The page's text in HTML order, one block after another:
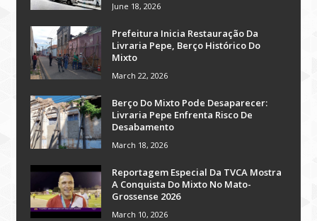
June 18, 2026
Prefeitura Inicia Restauração Da
Livraria Pepe, Berço Histórico Do
Mixto
March 22, 2026
Berço Do Mixto Pode Desaparecer:
Livraria Pepe Enfrenta Risco De
Desabamento
March 18, 2026
Reportagem Especial Da TVCA Mostra
A Conquista Do Mixto No Mato-
Grossense 2026
March 10, 2026